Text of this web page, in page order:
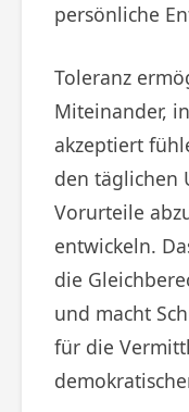
persönliche
Toleranz
Miteinander,
akzeptiert
den täglichen
Vorurteile
entwickeln.
die
und macht
für die